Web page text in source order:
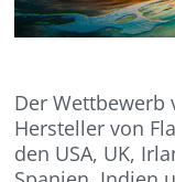
Der Wettbewerb
Hersteller von
den USA, UK,